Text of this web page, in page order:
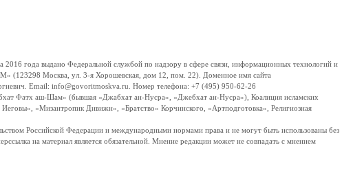
года выдано Федеральной службой по надзору в сфере связи, информационных технологий и
(123298 Москва, ул. 3-я Хорошевская, дом 12, пом. 22). Доменное имя сайта
Email: info@govoritmoskva.ru. Номер телефона: +7 (495) 950-62-26
Фатх аш-Шам» (бывшая «Джабхат ан-Нусра», «Джебхат ан-Нусра»), Коалиция исламских
«Мизантропик Дивижн», «Братство» Корчинского, «Артподготовка», Религиозная
Российской Федерации и международными нормами права и не могут быть использованы без
на материал является обязательной. Мнение редакции может не совпадать с мнением